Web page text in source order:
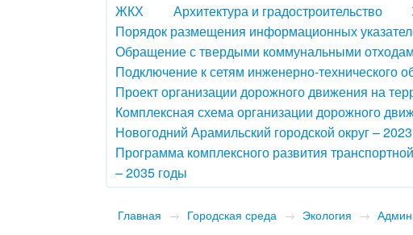
ЖКХ
Архитектура и градостроительство
Порядок размещения информационных
Обращение с твердыми коммунальными
Подключение к сетям инженерно-технического
Проект организации дорожного движения на
Комплексная схема организации дорожного
Новогодний Арамильский городской округ – 2023
Программа комплексного развития
– 2035 годы
Главная → Городская среда → Экология →